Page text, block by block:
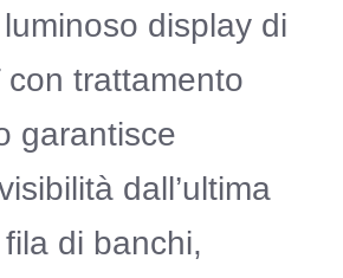
luminoso display di
con trattamento
garantisce
dall’ultima
di banchi,